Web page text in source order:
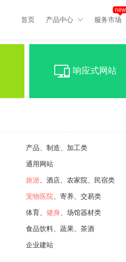
首页 产品中心 服务市场
new
响应式网站
产品、制造、加工类
通用网站
旅游 、酒店、农家院、民宿类
宠物医院 、寄养、交易类
体育、 健身 、场馆器材类
食品饮料、蔬果、茶酒
企业建站